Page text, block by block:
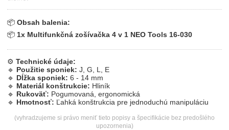
📦 Obsah balenia:
📦 1x Multifunkčná zošívačka 4 v 1 NEO Tools 16-030
⚙ Technické údaje:
🔹 Použitie sponiek: J, G, L, E
🔹 Dĺžka sponiek: 6 - 14 mm
🔹 Materiál konštrukcie: Hliník
🔹 Rukoväť: Pogumovaná, ergonomická
🔹 Hmotnosť: Ľahká konštrukcia pre jednoduchú manipuláciu
(vyhradzujeme si právo meniť tieto popisy a špecifikácie bez predošlého
upozornenia)